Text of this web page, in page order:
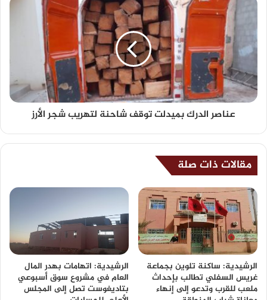
عناصر الدرك بميدلت توقف شاحنة لتهريب شجر الأرز
مقالات ذات صلة
الرشيدية: ساكنة تلوين بجماعة
غريس السفلي تطالب بإحداث
ملعب للقرب وتدعو إلى إنهاء
الرشيدية: اتهامات بهدر المال
العام في مشروع سوق أسبوعي
بتاديغوست تصل إلى المجلس